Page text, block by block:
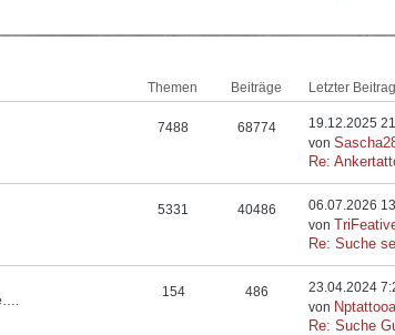
Themen Beiträge Letzter Beitrag
7488 68774
19.12.2025
von
Re:
5331 40486
06.07.2026
von
Re: Suche
154 486
23.04.2024
von
Re: Suche